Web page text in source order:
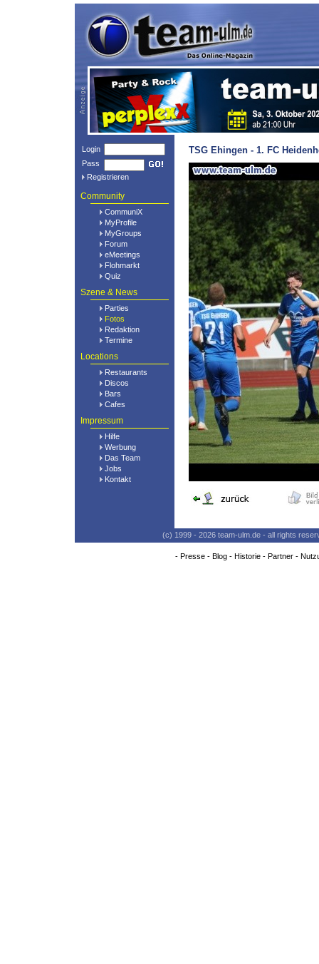
Login
Pass
Registrieren
Community
CommuniX
MyProfile
MyGroups
Forum
eMeetings
Flohmarkt
Quiz
Szene & News
Parties
Fotos
Redaktion
Termine
Locations
Restaurants
Discos
Bars
Cafes
Impressum
Hilfe
Werbung
Das Team
Jobs
Kontakt
TSG Ehingen - 1. FC
(c) 1999 - 2026 team-ulm.de - all rights
- Presse- Blog- Historie- Partner-